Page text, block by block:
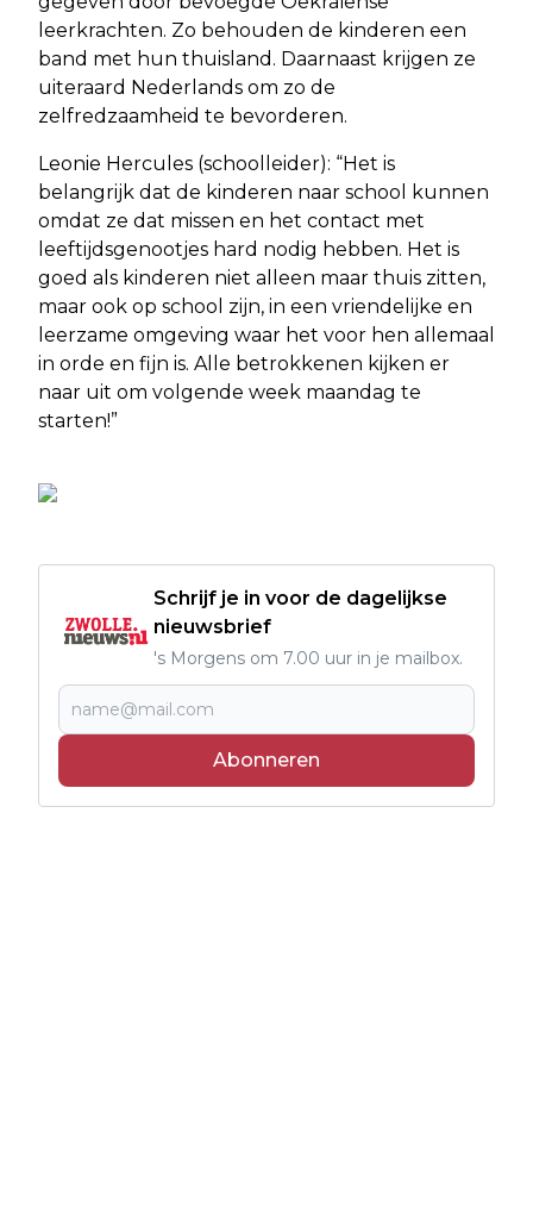
leerkrachten. Zo behouden de kinderen een
band met hun thuisland. Daarnaast krijgen ze
uiteraard Nederlands om zo de
zelfredzaamheid te bevorderen.
Leonie Hercules (schoolleider): “Het is
belangrijk dat de kinderen naar school kunnen
omdat ze dat missen en het contact met
leeftijdsgenootjes hard nodig hebben. Het is
goed als kinderen niet alleen maar thuis zitten,
maar ook op school zijn, in een vriendelijke en
leerzame omgeving waar het voor hen allemaal
in orde en fijn is. Alle betrokkenen kijken er
naar uit om volgende week maandag te
starten!”
Schrijf je in voor de dagelijkse
nieuwsbrief
's Morgens om 7.00 uur in je mailbox.
Abonneren